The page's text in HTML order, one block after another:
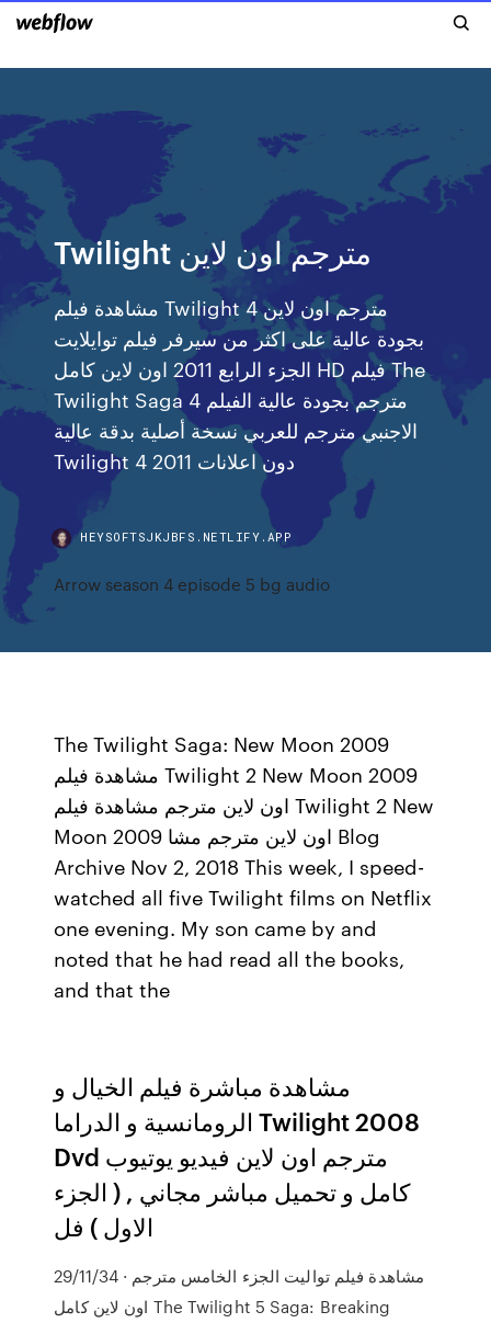
Twilight مترجم اون لاين
مشاهدة فيلم Twilight 4 مترجم اون لاين
بجودة عالية على اكثر من سيرفر فيلم توايلايت
الجزء الرابع 2011 اون لاين كامل HD فيلم The
Twilight Saga 4 مترجم بجودة عالية الفيلم
الاجنبي مترجم للعربي نسخة أصلية بدقة عالية
Twilight 4 2011 دون اعلانات
HEYSOFTSJKJBFS.NETLIFY.APP
Arrow season 4 episode 5 bg audio
The Twilight Saga: New Moon 2009
مشاهدة فيلم Twilight 2 New Moon 2009
اون لاين مترجم مشاهدة فيلم Twilight 2 New
Moon 2009 اون لاين مترجم مشا Blog
Archive Nov 2, 2018 This week, I speed-
watched all five Twilight films on Netflix
one evening. My son came by and
noted that he had read all the books,
and that the
مشاهدة مباشرة فيلم الخيال و
الرومانسية و الدراما Twilight 2008
Dvd مترجم اون لاين فيديو يوتيوب
كامل و تحميل مباشر مجاني , ( الجزء
الاول ) فل
29/11/34 · مشاهدة فيلم تواليت الجزء الخامس مترجم
اون لاين كامل The Twilight 5 Saga: Breaking